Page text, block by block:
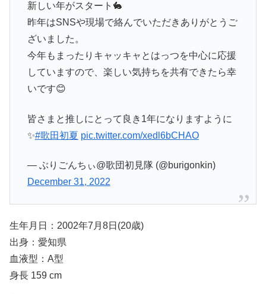
新しい年がスタート🐇
昨年はSNSや現場で絡んでいただきありがとうご
ざいました。
今年もまったりキャッキャとはっつを中心に応援
していますので、楽しい気持ちを共有できたら幸
いです😊
皆さまと推しにとって良き1年になりますように
✨#歌田初夏 pic.twitter.com/xedl6bCHAO
— ぶりごんちぃ@歌団初見隊 (@burigonkin)
December 31, 2022
生年月日：2002年7月8日(20歳)
出身：愛知県
血液型：A型
身長 159 cm